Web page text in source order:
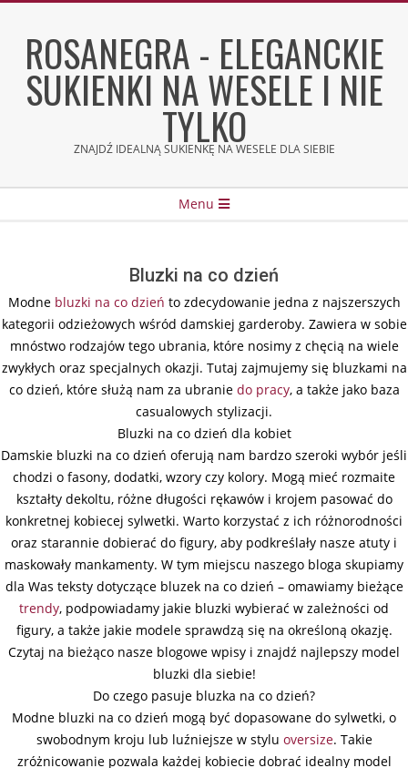
contentROSANEGRA - ELEGANCKIE
SUKIENKI NA WESELE I NIE
TYLKO
ZNAJDŹ IDEALNĄ SUKIENKĘ NA WESELE DLA SIEBIE
Menu
Bluzki na co dzień
Modne bluzki na co dzień to zdecydowanie jedna z najszerszych
kategorii odzieżowych wśród damskiej garderoby. Zawiera w sobie
mnóstwo rodzajów tego ubrania, które nosimy z chęcią na wiele
zwykłych oraz specjalnych okazji. Tutaj zajmujemy się bluzkami na
co dzień, które służą nam za ubranie do pracy, a także jako baza
casualowych stylizacji.
Bluzki na co dzień dla kobiet
Damskie bluzki na co dzień oferują nam bardzo szeroki wybór jeśli
chodzi o fasony, dodatki, wzory czy kolory. Mogą mieć rozmaite
kształty dekoltu, różne długości rękawów i krojem pasować do
konkretnej kobiecej sylwetki. Warto korzystać z ich różnorodności
oraz starannie dobierać do figury, aby podkreślały nasze atuty i
maskowały mankamenty. W tym miejscu naszego bloga skupiamy
dla Was teksty dotyczące bluzek na co dzień – omawiamy bieżące
trendy, podpowiadamy jakie bluzki wybierać w zależności od
figury, a także jakie modele sprawdzą się na określoną okazję.
Czytaj na bieżąco nasze blogowe wpisy i znajdź najlepszy model
bluzki dla siebie!
Do czego pasuje bluzka na co dzień?
Modne bluzki na co dzień mogą być dopasowane do sylwetki, o
swobodnym kroju lub luźniejsze w stylu oversize. Takie
zróżnicowanie pozwala każdej kobiecie dobrać idealny model